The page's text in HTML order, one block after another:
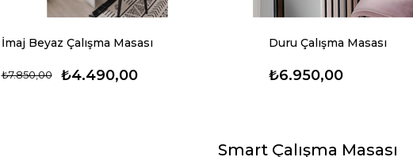
İmaj Beyaz Çalışma Masası
₺4.490,00
₺7.850,00
Duru Çalışma Masası
₺6.950,00
Smart Çalışma Masası